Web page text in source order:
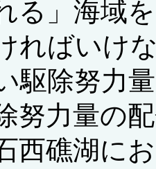
る」海域
ればいけ
駆除努力
努力量の
西礁湖に